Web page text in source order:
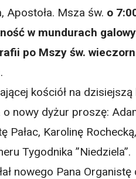
Apostoła. Msza św. o
w mundurach
po Mszy św.
kościół na
o nowy dyżur proszę:
Pałac, Karolinę
Tygodnika ”Niedziela”.
nowego Pana Organistę